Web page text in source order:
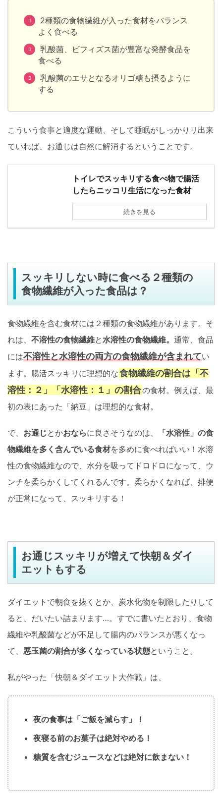
2種類の食物繊維が入った食材をバランス
よく食べる
乳酸菌、ビフィズス菌が豊富な発酵食品を
食べる
乳酸菌のエサとなるオリゴ糖も摂るように
する
こういう食事と適度な運動、そして睡眠がしっかりリ出来
ていれば、お通じは自然に解消するということです。
トイレでスッキリする食べ物で腸活
したらニッコリ生活になった食材
続きを見る
スッキリしない時に食べる２種類の
食物繊維が入った食品は？
食物繊維を含む食材には２種類の食物繊維があります。そ
れは、 不溶性の食物繊維と 水溶性の食物繊維。 通常、食品
には不溶性と水溶性の両方の食物繊維が含まれてい
ます。腸活スッキリに理想的な食物繊維の割合は「不
溶性：２」「水溶性：１」の割合の食材。例えば、最
初の表にあった「納豆」は理想的な食材。
で、 お通じとかおならに良さそうなのは、
「水溶性」の食
物繊維を多く含んでいる食材を多めに食べればいい！水溶
性の食物繊維なので、水分を吸ってドロドロになって、ウ
ンチを柔らかくしてくれるんです。柔らかくなれば、排便
が正常になって、スッキリする！
お通じスッキリが増えて快朝＆ダイ
エットもする
ダイエットで朝食を抜くとか、炭水化物を制限したりして
ると、だいたい詰まります…。すでに書いたとおり、食物
繊維や乳酸菌などが不足して腸内のバランスが悪くなっ
て、 悪玉菌の割合が多くなっている状態ということ。
私がやった「快朝＆ダイエット大作戦」は、
夜の食事は「ご飯を減らす」！
夜寝る前のお菓子は絶対やめる！
糖質を含むジュースなどは絶対に飲まない！